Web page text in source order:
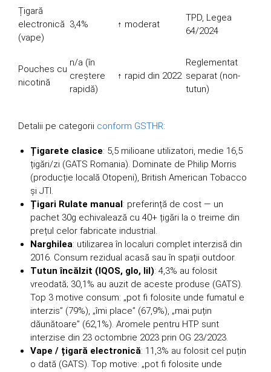
Țigară
electronică
(vape)
3,4% ↑ moderat
TPD, Legea
64/2024
Pouches cu
nicotină
n/a (în
creștere
rapidă)
↑ rapid din 2022
Reglementat
separat (non-
tutun)
Detalii pe categorii conform GSTHR:
Țigarete clasice: 5,5 milioane utilizatori, medie 16,5
țigări/zi (GATS Romania). Dominate de Philip Morris
(producție locală Otopeni), British American Tobacco
și JTI.
Țigari Rulate manual: preferință de cost — un
pachet 30g echivalează cu 40+ țigări la o treime din
prețul celor fabricate industrial.
Narghilea: utilizarea în localuri complet interzisă din
2016. Consum rezidual acasă sau în spații outdoor.
Tutun încălzit (IQOS, glo, lil): 4,3% au folosit
vreodată; 30,1% au auzit de aceste produse (GATS).
Top 3 motive consum: „pot fi folosite unde fumatul e
interzis” (79%), „îmi place” (67,9%), „mai puțin
dăunătoare” (62,1%). Aromele pentru HTP sunt
interzise din 23 octombrie 2023 prin OG 23/2023.
Vape / țigară electronică: 11,3% au folosit cel puțin
o dată (GATS). Top motive: „pot fi folosite unde